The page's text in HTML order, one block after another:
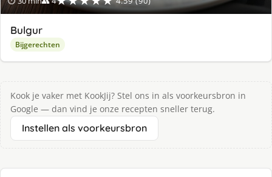
Bulgur
Bijgerechten
Kook je vaker met KookJij? Stel ons in als voorkeursbron in
Google — dan vind je onze recepten sneller terug.
Instellen als voorkeursbron